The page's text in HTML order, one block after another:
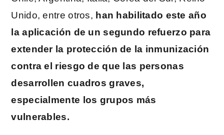
Unido, entre otros, han habilitado este año
la aplicación de un segundo refuerzo para
extender la protección de la inmunización
contra el riesgo de que las personas
desarrollen cuadros graves,
especialmente los grupos más
vulnerables.